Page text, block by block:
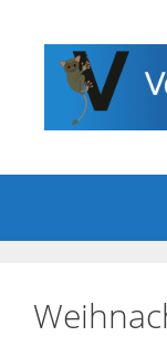
Inhalt
springen